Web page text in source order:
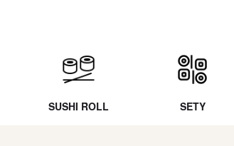
SUSHI ROLL SETY